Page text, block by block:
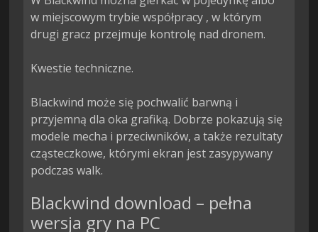
w miejscowym trybie współpracy , w którym
drugi gracz przejmuje kontrolę nad dronem.
Kwestie techniczne.
Blackwind może się pochwalić barwną i
przyjemną dla oka grafiką. Dobrze pokazują się
modele mecha i przeciwników, a także rezultaty
cząsteczkowe, którymi ekran jest zasypywany
podczas walk.
Blackwind download – pełna
wersja gry na PC